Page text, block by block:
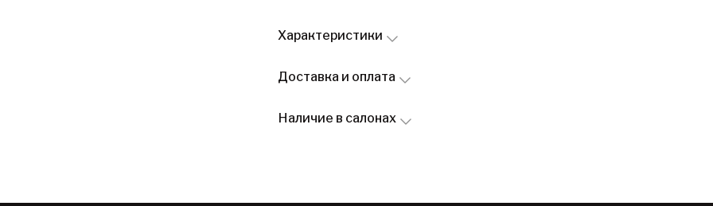
Характеристики
Доставка и оплата
Наличие в салонах